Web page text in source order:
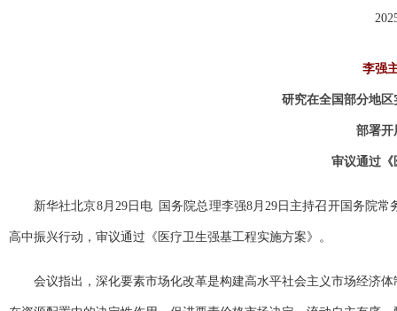
李强
研究在全国部分地
部署开
审议通过《
新华社北京8月29日电 国务院总理李强8月29日主持召开国务院
高中振兴行动，审议通过《医疗卫生强基工程实施方案》。
会议指出，深化要素市场化改革是构建高水平社会主义市场经济